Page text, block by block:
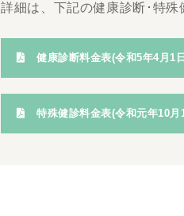
詳細は、下記の健康診断･特殊
健康診断料金表(令和5年4月1
特殊健診料金表(令和元年10月